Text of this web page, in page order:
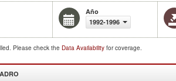
Año
1992-1996
Please check the Data Availability for coverage.